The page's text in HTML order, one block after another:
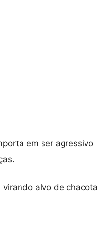
em ser agressivo
alvo de chacota